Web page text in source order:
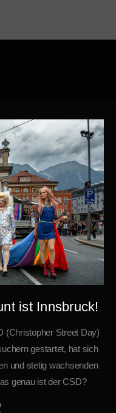
ist Innsbruck!
(Christopher Street Day)
gestartet, hat sich
und stetig wachsenden
genau ist der CSD?